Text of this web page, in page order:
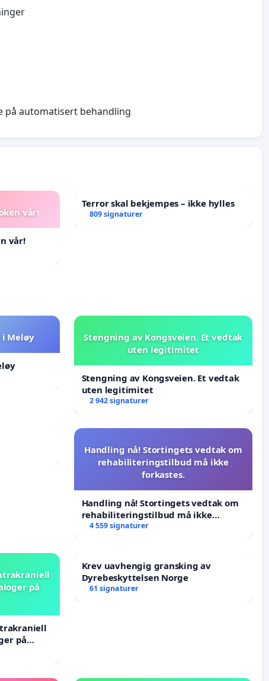
på automatisert behandling
vår!
vår!
Terror skal bekjempes – ikke hylles
809 signaturer
Meløy
Stengning av Kongsveien. Et vedtak
uten legitimitet
Stengning av Kongsveien. Et vedtak
uten legitimitet
2 942 signaturer
Handling nå! Stortingets vedtak om
rehabiliteringstilbud må ikke
forkastes.
Handling nå! Stortingets vedtak om
rehabiliteringstilbud må ikke
forkastes.
4 559 signaturer
på
på
Krev uavhengig gransking av
Dyrebeskyttelsen Norge
61 signaturer